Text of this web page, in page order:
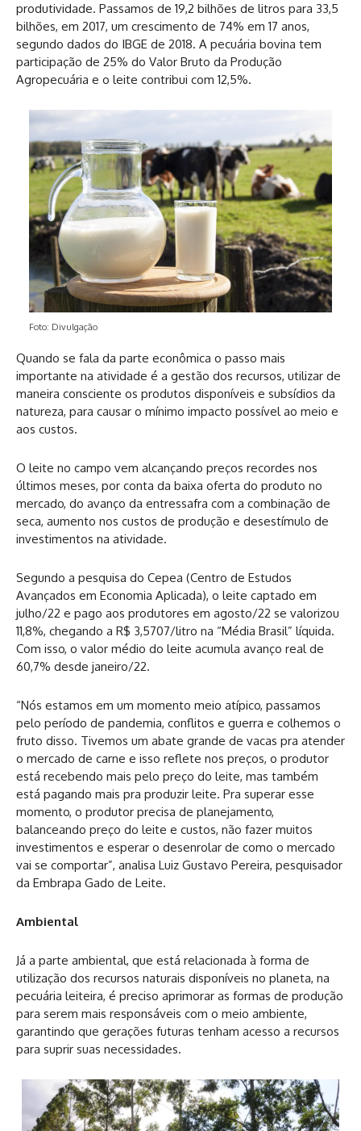
produtividade. Passamos de 19,2 bilhões de litros para 33,5
bilhões, em 2017, um crescimento de 74% em 17 anos,
segundo dados do IBGE de 2018. A pecuária bovina tem
participação de 25% do Valor Bruto da Produção
Agropecuária e o leite contribui com 12,5%.
Foto: Divulgação
Quando se fala da parte econômica o passo mais
importante na atividade é a gestão dos recursos, utilizar de
maneira consciente os produtos disponíveis e subsídios da
natureza, para causar o mínimo impacto possível ao meio e
aos custos.
O leite no campo vem alcançando preços recordes nos
últimos meses, por conta da baixa oferta do produto no
mercado, do avanço da entressafra com a combinação de
seca, aumento nos custos de produção e desestímulo de
investimentos na atividade.
Segundo a pesquisa do Cepea (Centro de Estudos
Avançados em Economia Aplicada), o leite captado em
julho/22 e pago aos produtores em agosto/22 se valorizou
11,8%, chegando a R$ 3,5707/litro na “Média Brasil” líquida.
Com isso, o valor médio do leite acumula avanço real de
60,7% desde janeiro/22.
“Nós estamos em um momento meio atípico, passamos
pelo período de pandemia, conflitos e guerra e colhemos o
fruto disso. Tivemos um abate grande de vacas pra atender
o mercado de carne e isso reflete nos preços, o produtor
está recebendo mais pelo preço do leite, mas também
está pagando mais pra produzir leite. Pra superar esse
momento, o produtor precisa de planejamento,
balanceando preço do leite e custos, não fazer muitos
investimentos e esperar o desenrolar de como o mercado
vai se comportar”, analisa Luiz Gustavo Pereira, pesquisador
da Embrapa Gado de Leite.
Ambiental
Já a parte ambiental, que está relacionada à forma de
utilização dos recursos naturais disponíveis no planeta, na
pecuária leiteira, é preciso aprimorar as formas de produção
para serem mais responsáveis com o meio ambiente,
garantindo que gerações futuras tenham acesso a recursos
para suprir suas necessidades.